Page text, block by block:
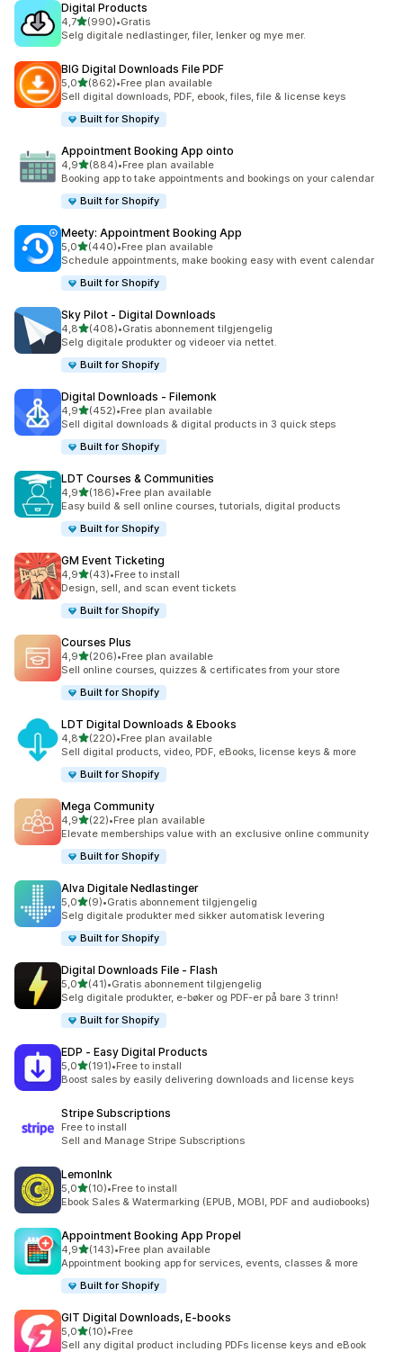
Digital Products
4,7av 5 stjerner
(990)
Totalt 990 omtaler
•Gratis
Selg digitale nedlastinger, filer, lenker og mye mer.
BIG Digital Downloads File PDF
5,0av 5 stjerner
(862)
Totalt 862 omtaler
•Free plan available
Sell digital downloads, PDF, ebook, files, file & license keys
Built for Shopify
Appointment Booking App ointo
4,9av 5 stjerner
(884)
Totalt 884 omtaler
•Free plan available
Booking app to take appointments and bookings on your calendar
Built for Shopify
Meety: Appointment Booking App
5,0av 5 stjerner
(440)
Totalt 440 omtaler
•Free plan available
Schedule appointments, make booking easy with event calendar
Built for Shopify
Sky Pilot ‑ Digital Downloads
4,8av 5 stjerner
(408)
Totalt 408 omtaler
•Gratis abonnement tilgjengelig
Selg digitale produkter og videoer via nettet.
Built for Shopify
Digital Downloads ‑ Filemonk
4,9av 5 stjerner
(452)
Totalt 452 omtaler
•Free plan available
Sell digital downloads & digital products in 3 quick steps
Built for Shopify
LDT Courses & Communities
4,9av 5 stjerner
(186)
Totalt 186 omtaler
•Free plan available
Easy build & sell online courses, tutorials, digital products
Built for Shopify
GM Event Ticketing
4,9av 5 stjerner
(43)
Totalt 43 omtaler
•Free to install
Design, sell, and scan event tickets
Built for Shopify
Courses Plus
4,9av 5 stjerner
(206)
Totalt 206 omtaler
•Free plan available
Sell online courses, quizzes & certificates from your store
Built for Shopify
LDT Digital Downloads & Ebooks
4,8av 5 stjerner
(220)
Totalt 220 omtaler
•Free plan available
Sell digital products, video, PDF, eBooks, license keys & more
Built for Shopify
Mega Community
4,9av 5 stjerner
(22)
Totalt 22 omtaler
•Free plan available
Elevate memberships value with an exclusive online community
Built for Shopify
Alva Digitale Nedlastinger
5,0av 5 stjerner
(9)
Totalt 9 omtaler
•Gratis abonnement tilgjengelig
Selg digitale produkter med sikker automatisk levering
Built for Shopify
Digital Downloads File ‑ Flash
5,0av 5 stjerner
(41)
Totalt 41 omtaler
•Gratis abonnement tilgjengelig
Selg digitale produkter, e-bøker og PDF-er på bare 3 trinn!
Built for Shopify
EDP ‑ Easy Digital Products
5,0av 5 stjerner
(191)
Totalt 191 omtaler
•Free to install
Boost sales by easily delivering downloads and license keys
Stripe Subscriptions
Free to install
Sell and Manage Stripe Subscriptions
LemonInk
5,0av 5 stjerner
(10)
Totalt 10 omtaler
•Free to install
Ebook Sales & Watermarking (EPUB, MOBI, PDF and audiobooks)
Appointment Booking App Propel
4,9av 5 stjerner
(143)
Totalt 143 omtaler
•Free plan available
Appointment booking app for services, events, classes & more
Built for Shopify
GIT Digital Downloads, E‑books
5,0av 5 stjerner
(10)
Totalt 10 omtaler
•Free
Sell any digital product including PDFs license keys and eBook